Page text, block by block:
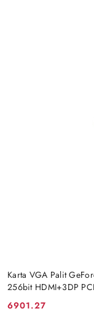
Karta VGA Palit
256bit HDMI+3DP
6901.27